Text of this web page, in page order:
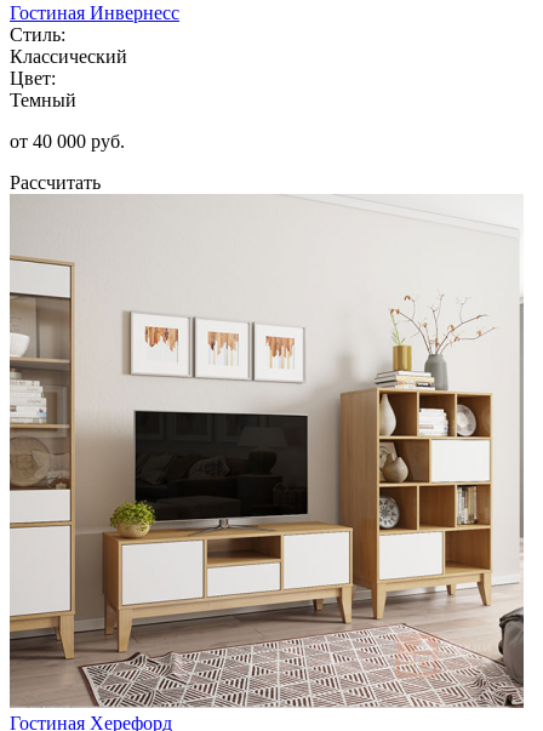
Гостиная Инвернесс
Стиль:
Классический
Цвет:
Темный
от 40 000 руб.
Рассчитать
Гостиная Херефорд